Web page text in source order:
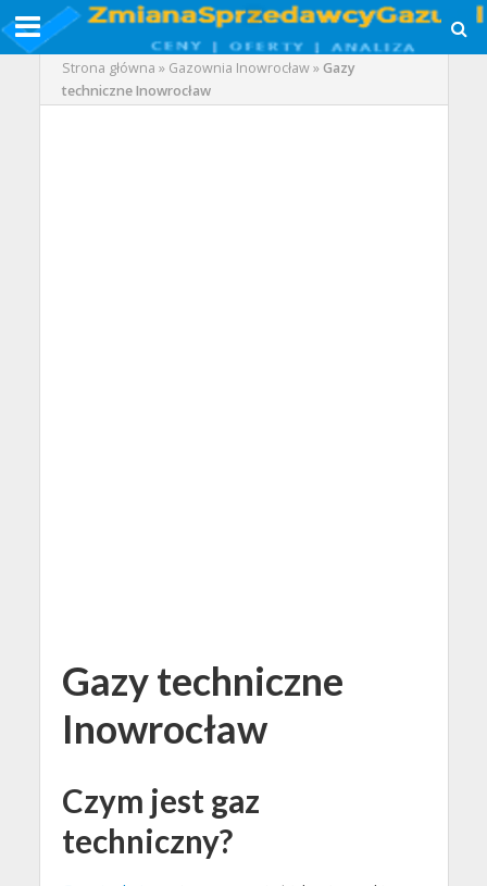
Strona główna » Gazownia Inowrocław»Gazy
techniczne Inowrocław
Gazy techniczne
Inowrocław
Czym jest gaz
techniczny?